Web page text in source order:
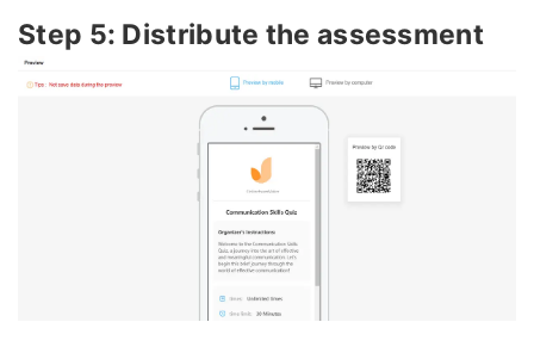
Step 5: Distribute the assessment